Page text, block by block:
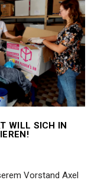
WILL SICH IN
Vorstand Axel